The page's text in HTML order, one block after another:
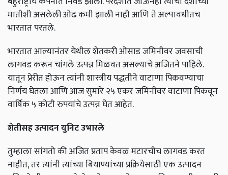
मातीशी असलेली ओढ कमी झाली नाही आणि ते अल्पावधीतच
भारतात परतले.
भारतात आल्यानंतर येथील शेतकरी ओसाड जमिनीवर जवसाची
लागवड करून चांगले उत्पन्न मिळवत असल्याचे अजितने पाहिले.
यातून प्रेरीत होऊन त्यांनी शास्त्रीय पद्धतीने वाटाणा पिकवण्याचा
निर्णय घेतला आणि आज सुमारे २५ एकर जमिनीवर वाटाणा पिकवून
वार्षिक ५ कोटी रुपयांचे उत्पन्न घेत आहेत.
शेतीसह उत्पादन युनिट उभारले
तुम्हाला सांगतो की अजित प्रताप केवळ मटारचीच लागवड करत
नाहीत, तर त्यांनी त्यांच्या बियाण्यांच्या प्रक्रियेसाठी एक उत्पादन